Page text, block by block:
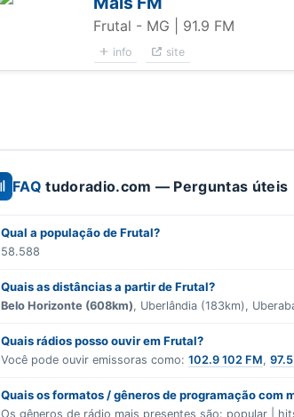
Frutal - MG | 91.9 FM
info site
FAQ tudoradio.com — Perguntas úteis
Qual a população de Frutal?
58.588
Quais as distâncias a partir de Frutal?
Belo Horizonte (608km), Uberlândia (183km),
Quais rádios posso ouvir em Frutal?
Você pode ouvir emissoras como:102.9 102 FM,
Quais os formatos / gêneros de programação com
Os gêneros de rádio mais presentes são: popular |